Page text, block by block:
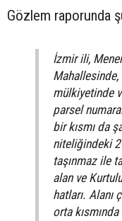
Gözlem raporunda
İzmir ili,
Mahallesinde,
mülkiyetinde
parsel
bir kısmı da
niteliğindeki
taşınmaz ile
alan ve
hatları. Alanı
orta